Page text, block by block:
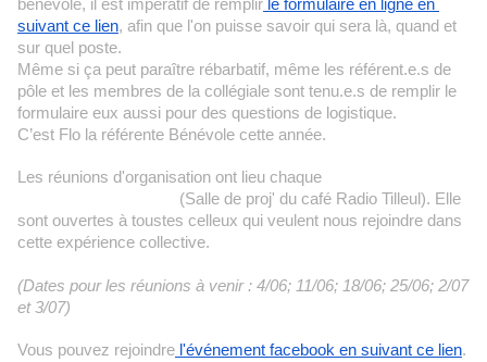
bénévole, il est impératif de remplir le formulaire en ligne en
suivant ce lien, afin que l'on puisse savoir qui sera là, quand et
sur quel poste.
Même si ça peut paraître rébarbatif, même les référent.e.s de
pôle et les membres de la collégiale sont tenu.e.s de remplir le
formulaire eux aussi pour des questions de logistique.
C’est Flo la référente Bénévole cette année.
Les réunions d'organisation ont lieu chaque
(Salle de proj' du café Radio Tilleul). Elle
sont ouvertes à toustes celleux qui veulent nous rejoindre dans
cette expérience collective.
(Dates pour les réunions à venir : 4/06; 11/06; 18/06; 25/06; 2/07
et 3/07)
Vous pouvez rejoindre l'événement facebook en suivant ce lien.